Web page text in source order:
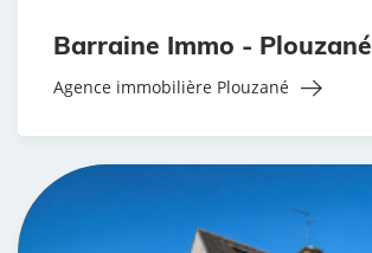
Barraine Immo - Plouzané
Agence immobilière Plouzané